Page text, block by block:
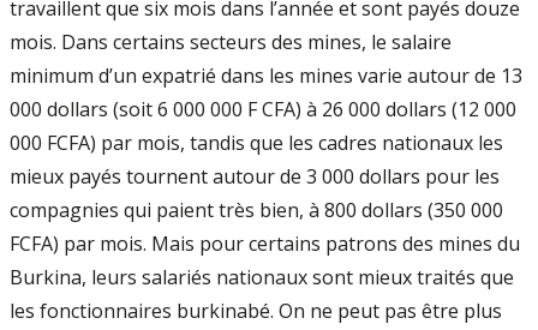
travaillent que six mois dans l’année et sont payés douze
mois. Dans certains secteurs des mines, le salaire
minimum d’un expatrié dans les mines varie autour de 13
000 dollars (soit 6 000 000 F CFA) à 26 000 dollars (12 000
000 FCFA) par mois, tandis que les cadres nationaux les
mieux payés tournent autour de 3 000 dollars pour les
compagnies qui paient très bien, à 800 dollars (350 000
FCFA) par mois. Mais pour certains patrons des mines du
Burkina, leurs salariés nationaux sont mieux traités que
les fonctionnaires burkinabé. On ne peut pas être plus